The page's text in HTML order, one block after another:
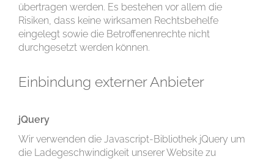
übertragen werden. Es bestehen vor allem die
Risiken, dass keine wirksamen Rechtsbehelfe
eingelegt sowie die Betroffenenrechte nicht
durchgesetzt werden können.
Einbindung externer Anbieter
jQuery
Wir verwenden die Javascript-Bibliothek jQuery um
die Ladegeschwindigkeit unserer Website zu